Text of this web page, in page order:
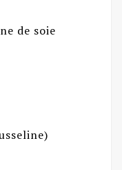
de soie